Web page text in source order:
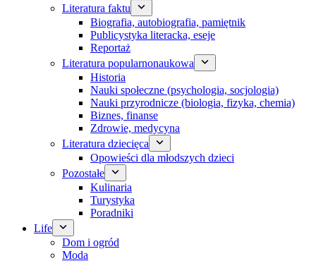
Literatura faktu
Biografia, autobiografia, pamiętnik
Publicystyka literacka, eseje
Reportaż
Literatura popularnonaukowa
Historia
Nauki społeczne (psychologia, socjologia)
Nauki przyrodnicze (biologia, fizyka, chemia)
Biznes, finanse
Zdrowie, medycyna
Literatura dziecięca
Opowieści dla młodszych dzieci
Pozostałe
Kulinaria
Turystyka
Poradniki
Life
Dom i ogród
Moda